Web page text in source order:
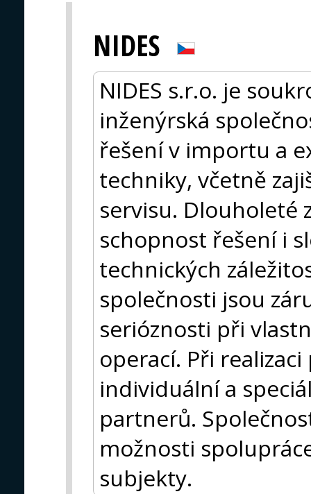
NIDES
NIDES s.r.o. je
inženýrská
řešení v importu a
techniky, včetně
servisu. Dlouholeté
schopnost řešení i
technických
společnosti jsou
serióznosti při
operací. Při
individuální a
partnerů.
možnosti
subjekty.